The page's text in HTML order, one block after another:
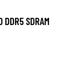
SDRAM